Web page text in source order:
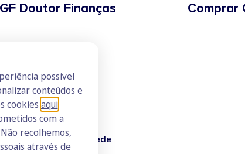
Doutor Finanças Comprar
possível
conteúdos e
cookies aqui
com a
recolhemos,
através de
Doutor Finanças Rede